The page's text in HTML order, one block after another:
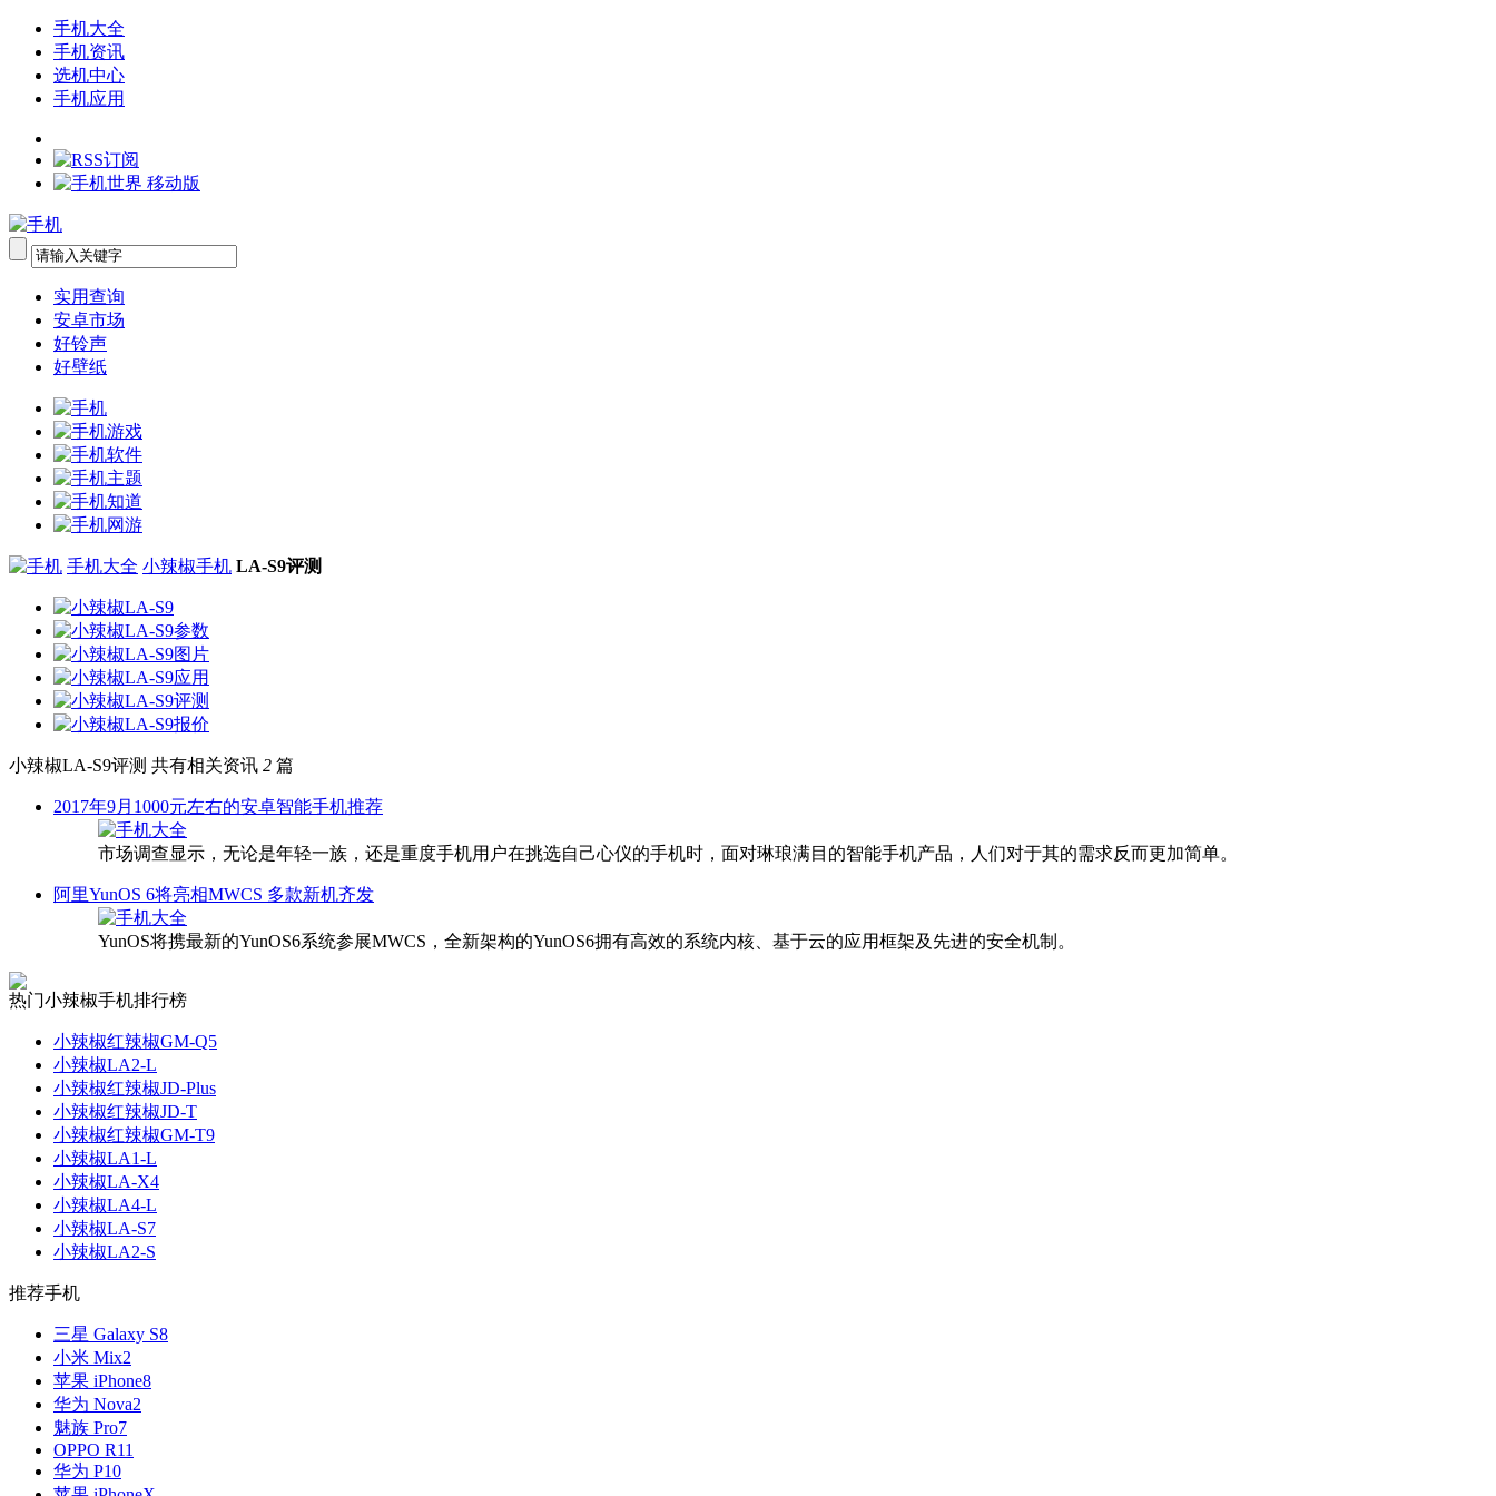
手机大全
手机资讯
选机中心
手机应用
实用查询
安卓市场
好铃声
好壁纸
手机大全 小辣椒手机 LA-S9评测
小辣椒LA-S9评测 共有相关资讯 2 篇
2017年9月1000元左右的安卓智能手机推荐
市场调查显示，无论是年轻一族，还是重度手机用户在挑选自己心仪的手机时，面对琳琅满目的智能手机产品，人们对于其的需求反而更加简单。
阿里YunOS 6将亮相MWCS 多款新机齐发
YunOS将携最新的YunOS6系统参展MWCS，全新架构的YunOS6拥有高效的系统内核、基于云的应用框架及先进的安全机制。
热门小辣椒手机排行榜
小辣椒红辣椒GM-Q5
小辣椒LA2-L
小辣椒红辣椒JD-Plus
小辣椒红辣椒JD-T
小辣椒红辣椒GM-T9
小辣椒LA1-L
小辣椒LA-X4
小辣椒LA4-L
小辣椒LA-S7
小辣椒LA2-S
推荐手机
三星 Galaxy S8
小米 Mix2
苹果 iPhone8
华为 Nova2
魅族 Pro7
OPPO R11
华为 P10